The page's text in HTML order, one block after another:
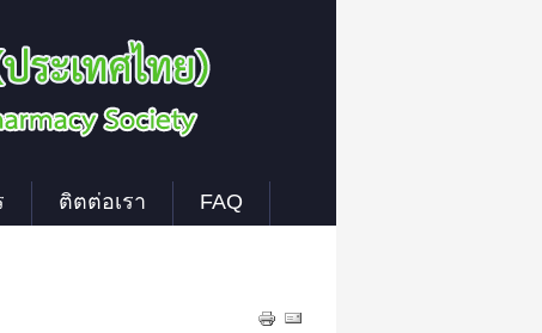
ติตต่อเรา FAQ